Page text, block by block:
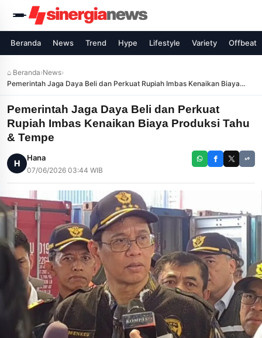
Beranda News Trend Hype Lifestyle Variety Offbeat
⌂ Beranda›News›
Pemerintah Jaga Daya Beli dan Perkuat Rupiah Imbas Kenaikan Biaya
Produksi Tahu & Tempe
Pemerintah Jaga Daya Beli dan Perkuat
Rupiah Imbas Kenaikan Biaya Produksi Tahu
& Tempe
H
Hana
07/06/2026 03:44 WIB